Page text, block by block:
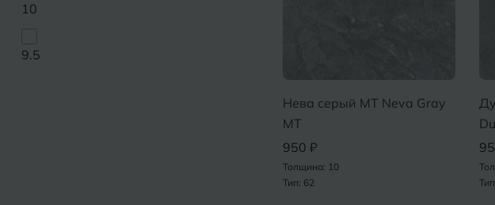
10
9.5
Нева серый MT Neva Gray
MT
950 ₽
Толщина: 10
Тип: 62